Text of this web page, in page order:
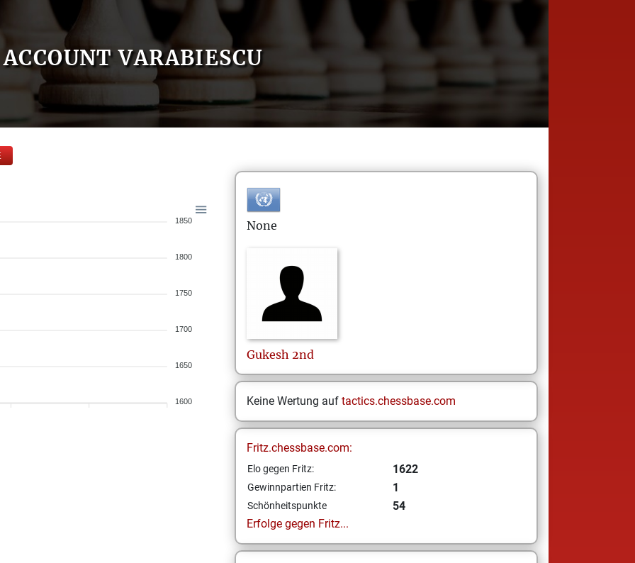
ACCOUNT VARABIESCU
1850
1800
1750
1700
1650
1600
None
Gukesh 2nd
Keine Wertung auf tactics.chessbase.com
Fritz.chessbase.com:
Elo gegen Fritz: 1622
Gewinnpartien Fritz: 1
Schönheitspunkte
54
Erfolge gegen Fritz...